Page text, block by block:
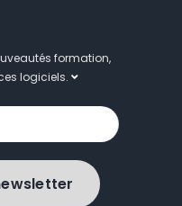
formation,
logiciels.